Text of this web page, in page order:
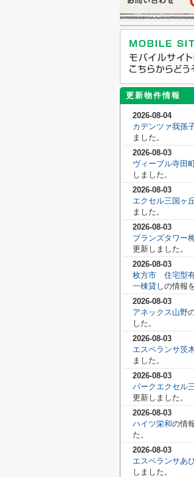
更新物件情報
2026-08-04
カデンツァ我孫
ました。
2026-08-03
ヴィーブル寺田
しました。
2026-08-03
エクセル三国ヶ
ました。
2026-08-03
ブランズタワー
更新しました。
2026-08-03
枚方市 住宅型
一棟貸しの情報
2026-08-03
アネックス山野
した。
2026-08-03
エスペランサ茨
ました。
2026-08-03
パークエクセル
更新しました。
2026-08-03
ハイツ栄和の情
た。
2026-08-03
エスペランサあ
しました。